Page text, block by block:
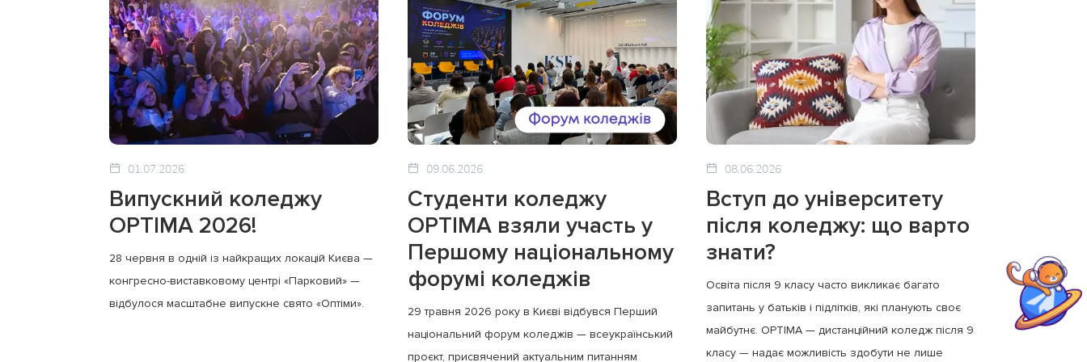
01.07.2026
Випускний коледжу
OPTIMA 2026!
28 червня в одній із найкращих локацій Києва —
конгресно-виставковому центрі «Парковий» —
відбулося масштабне випускне свято «Оптіми».
09.06.2026
Студенти коледжу
OPTIMA взяли участь у
Першому національному
форумі коледжів
29 травня 2026 року в Києві відбувся Перший
національний форум коледжів — всеукраїнський
проєкт, присвячений актуальним питанням
08.06.2026
Вступ до університету
після коледжу: що варто
знати?
Освіта після 9 класу часто викликає багато
запитань у батьків і підлітків, які планують своє
майбутнє. OPTIMA — дистанційний коледж після 9
класу — надає можливість здобути не лише